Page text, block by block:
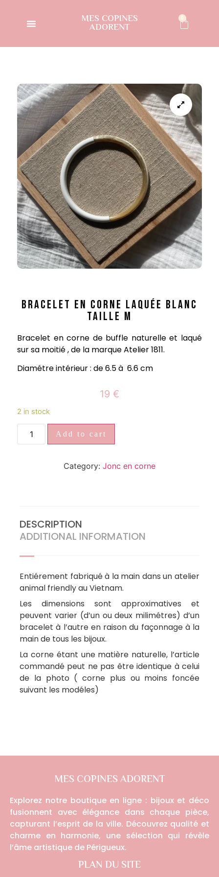
MES COPINES
ADORENT
0
BRACELET EN CORNE LAQUÉE BLANC
TAILLE M
Bracelet en corne de buffle naturelle et laqué
sur sa moitié , de la marque Atelier 1811.
Diamétre intérieur : de 6.5 à 6.6 cm
19 €
2 in stock
Add to cart
Category: Jonc en corne
DESCRIPTION
ADDITIONAL INFORMATION
Entiérement fabriqué à la main dans un atelier
animal friendly au Vietnam.
Les dimensions sont approximatives et
peuvent varier (d’un ou deux milimétres) d’un
bracelet à l’autre en raison du façonnage à la
main de tous les bijoux.
La corne étant une matière naturelle, l’article
commandé peut ne pas être identique à celui
de la photo ( corne plus ou moins foncée
suivant les modéles)
MES COPINES ADORENT
Explorez notre boutique en ligne : bijoux et déco
fusionnent avec élégance dans chaque pièce,
capturant l’esprit de la ville. Découvrez qualité et
charme en harmonie, une sélection qui révèle
l’âme artistique de Périgueux.
PLAN DU SITE